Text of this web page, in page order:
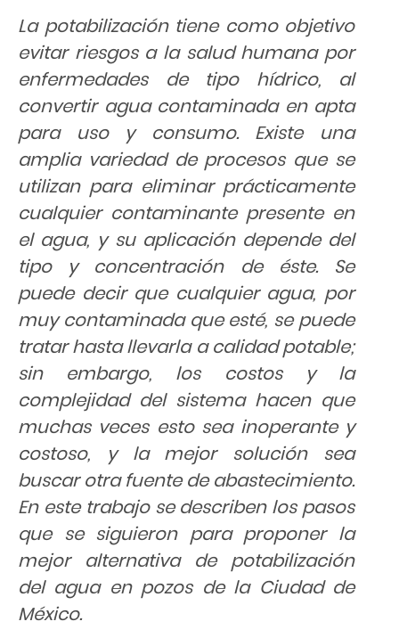
La potabilización tiene como objetivo
evitar riesgos a la salud humana por
enfermedades de tipo hídrico, al
convertir agua contaminada en apta
para uso y consumo. Existe una
amplia variedad de procesos que se
utilizan para eliminar prácticamente
cualquier contaminante presente en
el agua, y su aplicación depende del
tipo y concentración de éste. Se
puede decir que cualquier agua, por
muy contaminada que esté, se puede
tratar hasta llevarla a calidad potable;
sin embargo, los costos y la
complejidad del sistema hacen que
muchas veces esto sea inoperante y
costoso, y la mejor solución sea
buscar otra fuente de abastecimiento.
En este trabajo se describen los pasos
que se siguieron para proponer la
mejor alternativa de potabilización
del agua en pozos de la Ciudad de
México.